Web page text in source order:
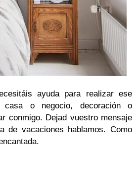
ayuda para realizar ese
casa o negocio, decoración o
conmigo. Dejad vuestro mensaje
de vacaciones hablamos. Como